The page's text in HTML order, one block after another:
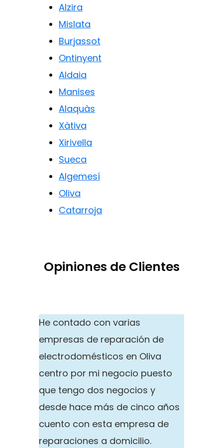
Alzira
Mislata
Burjassot
Ontinyent
Aldaia
Manises
Alaquàs
Xàtiva
Xirivella
Sueca
Algemesí
Oliva
Catarroja
Opiniones de Clientes
He contado con varias
empresas de reparación de
electrodomésticos en Oliva
centro por mi negocio puesto
que tengo dos negocios y
desde hace más de cinco años
cuento con esta empresa de
reparaciones a domicilio.